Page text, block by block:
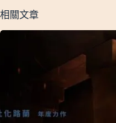
相關文章